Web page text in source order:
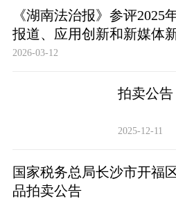
《湖南法治报》参评2025
报道、应用创新和新媒体
2026-03-12
拍卖公告
2025-12-11
国家税务总局长沙市开福
品拍卖公告